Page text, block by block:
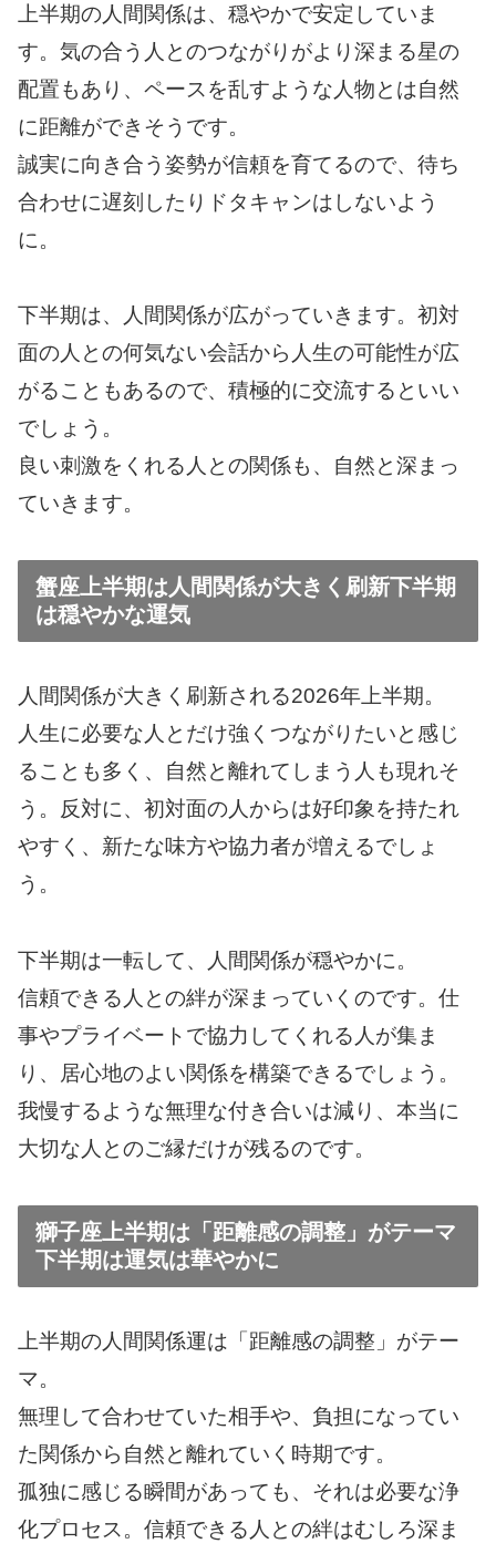
上半期の人間関係は、穏やかで安定していま
す。気の合う人とのつながりがより深まる星の
配置もあり、ペースを乱すような人物とは自然
に距離ができそうです。
誠実に向き合う姿勢が信頼を育てるので、待ち
合わせに遅刻したりドタキャンはしないよう
に。
下半期は、人間関係が広がっていきます。初対
面の人との何気ない会話から人生の可能性が広
がることもあるので、積極的に交流するといい
でしょう。
良い刺激をくれる人との関係も、自然と深まっ
ていきます。
蟹座上半期は人間関係が大きく刷新下半期
は穏やかな運気
人間関係が大きく刷新される2026年上半期。
人生に必要な人とだけ強くつながりたいと感じ
ることも多く、自然と離れてしまう人も現れそ
う。反対に、初対面の人からは好印象を持たれ
やすく、新たな味方や協力者が増えるでしょ
う。
下半期は一転して、人間関係が穏やかに。
信頼できる人との絆が深まっていくのです。仕
事やプライベートで協力してくれる人が集ま
り、居心地のよい関係を構築できるでしょう。
我慢するような無理な付き合いは減り、本当に
大切な人とのご縁だけが残るのです。
獅子座上半期は「距離感の調整」がテーマ
下半期は運気は華やかに
上半期の人間関係運は「距離感の調整」がテー
マ。
無理して合わせていた相手や、負担になってい
た関係から自然と離れていく時期です。
孤独に感じる瞬間があっても、それは必要な浄
化プロセス。信頼できる人との絆はむしろ深ま